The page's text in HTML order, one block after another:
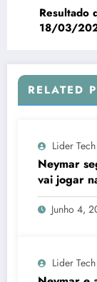
Resultado
18/03/
RELATED
Lider Tech
Neymar
vai jogar
Junho 4,
Lider Tech